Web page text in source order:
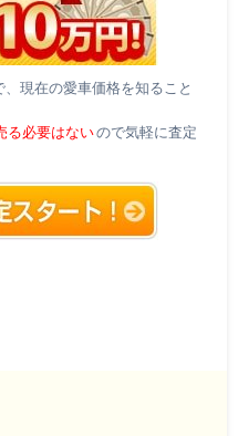
、現在の愛車価格を知ること
る必要はないので気軽に査定